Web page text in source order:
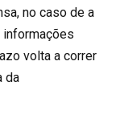
no caso de a
informações
volta a correr
da